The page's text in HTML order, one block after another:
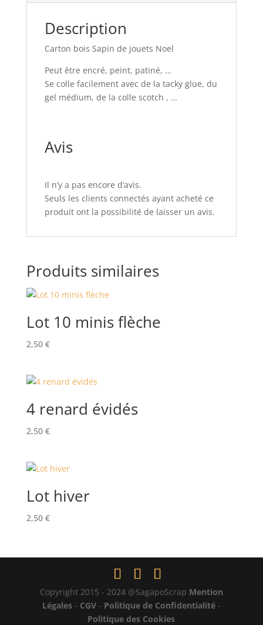
Description
Carton bois Sapin de jouets Noel
Peut être encré, peint, patiné, …
Se colle facilement avec de la tacky glue, du
gel médium, de la colle scotch , …
Avis
Il n’y a pas encore d’avis.
Seuls les clients connectés ayant acheté ce
produit ont la possibilité de laisser un avis.
Produits similaires
Lot 10 minis flèche
2,50 €
4 renard évidés
2,50 €
Lot hiver
2,50 €
Copyright 2015 - 2024 @SagapoScrap Mention
Légales- CGV- Politique de Confidentialité-
Politique des Cookies